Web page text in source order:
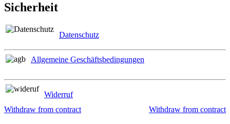
Sicherheit
Datenschutz
Allgemeine Geschäftsbedingungen
Widerruf
Withdraw from contract
Withdraw from contract